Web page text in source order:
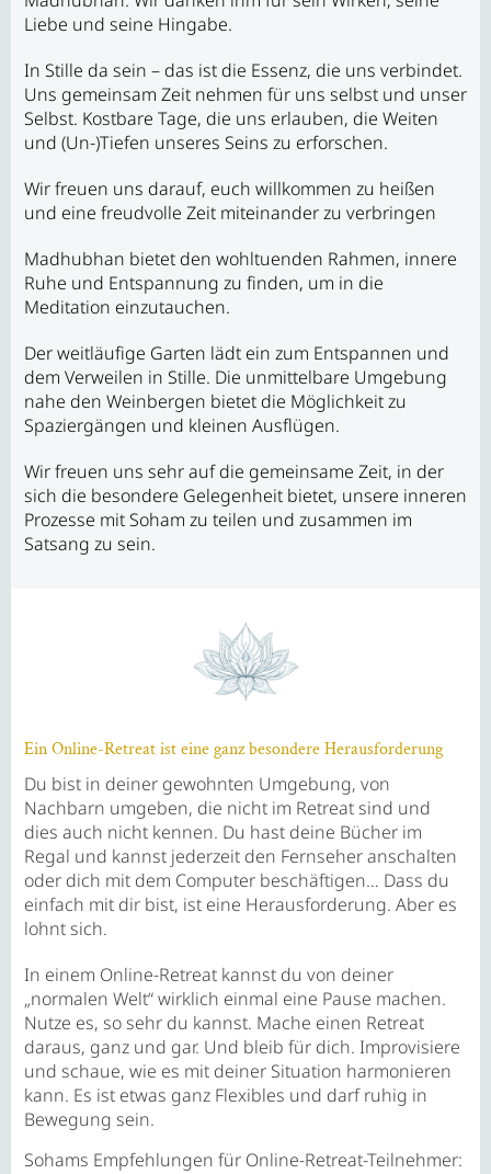
Liebe und seine Hingabe.
In Stille da sein – das ist die Essenz, die uns verbindet.
Uns gemeinsam Zeit nehmen für uns selbst und unser
Selbst. Kostbare Tage, die uns erlauben, die Weiten
und (Un-)Tiefen unseres Seins zu erforschen.
Wir freuen uns darauf, euch willkommen zu heißen
und eine freudvolle Zeit miteinander zu verbringen
Madhubhan bietet den wohltuenden Rahmen, innere
Ruhe und Entspannung zu finden, um in die
Meditation einzutauchen.
Der weitläufige Garten lädt ein zum Entspannen und
dem Verweilen in Stille. Die unmittelbare Umgebung
nahe den Weinbergen bietet die Möglichkeit zu
Spaziergängen und kleinen Ausflügen.
Wir freuen uns sehr auf die gemeinsame Zeit, in der
sich die besondere Gelegenheit bietet, unsere inneren
Prozesse mit Soham zu teilen und zusammen im
Satsang zu sein.
Ein Online-Retreat ist eine ganz besondere Herausforderung
Du bist in deiner gewohnten Umgebung, von
Nachbarn umgeben, die nicht im Retreat sind und
dies auch nicht kennen. Du hast deine Bücher im
Regal und kannst jederzeit den Fernseher anschalten
oder dich mit dem Computer beschäftigen… Dass du
einfach mit dir bist, ist eine Herausforderung. Aber es
lohnt sich.
In einem Online-Retreat kannst du von deiner
„normalen Welt“ wirklich einmal eine Pause machen.
Nutze es, so sehr du kannst. Mache einen Retreat
daraus, ganz und gar. Und bleib für dich. Improvisiere
und schaue, wie es mit deiner Situation harmonieren
kann. Es ist etwas ganz Flexibles und darf ruhig in
Bewegung sein.
Sohams Empfehlungen für Online-Retreat-Teilnehmer: